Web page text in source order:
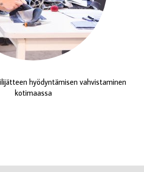
hyödyntämisen vahvistaminen
kotimaassa